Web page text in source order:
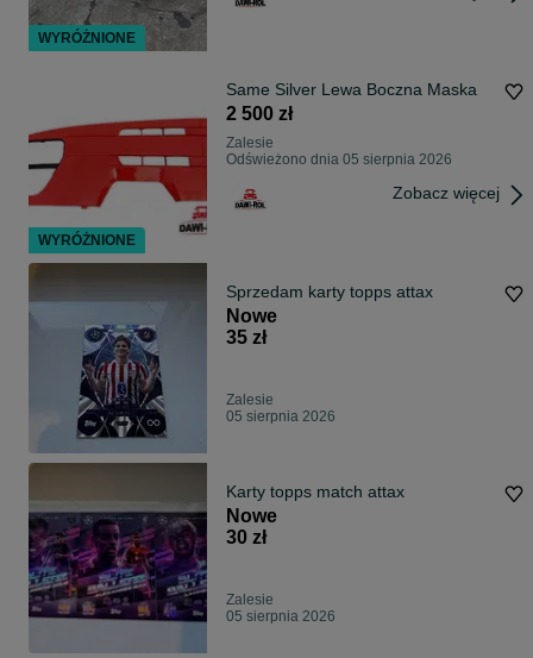
Same Silver Lewa Boczna Maska
2 500 zł
Zalesie
Odświeżono dnia 05 sierpnia 2026
Zobacz więcej
Sprzedam karty topps attax
Nowe
35 zł
Zalesie
05 sierpnia 2026
Karty topps match attax
Nowe
30 zł
Zalesie
05 sierpnia 2026
WYRÓŻNIONE
WYRÓŻNIONE